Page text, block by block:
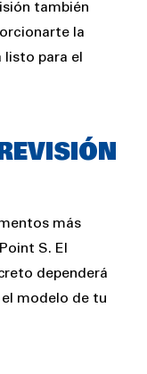
también
la
para el
más
S. El
dependerá
modelo de tu